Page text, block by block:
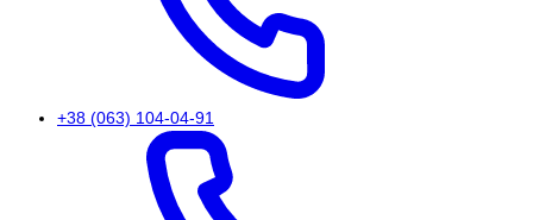
+38 (063) 104-04-91